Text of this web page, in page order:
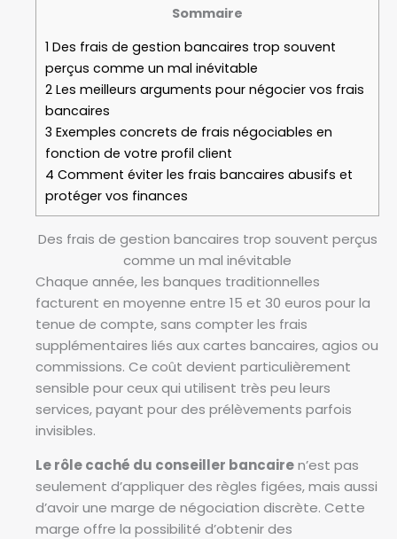
Sommaire
1 Des frais de gestion bancaires trop souvent
perçus comme un mal inévitable
2 Les meilleurs arguments pour négocier vos frais
bancaires
3 Exemples concrets de frais négociables en
fonction de votre profil client
4 Comment éviter les frais bancaires abusifs et
protéger vos finances
Des frais de gestion bancaires trop souvent perçus
comme un mal inévitable
Chaque année, les banques traditionnelles
facturent en moyenne entre 15 et 30 euros pour la
tenue de compte, sans compter les frais
supplémentaires liés aux cartes bancaires, agios ou
commissions. Ce coût devient particulièrement
sensible pour ceux qui utilisent très peu leurs
services, payant pour des prélèvements parfois
invisibles.
Le rôle caché du conseiller bancairen’est pas
seulement d’appliquer des règles figées, mais aussi
d’avoir une marge de négociation discrète. Cette
marge offre la possibilité d’obtenir des